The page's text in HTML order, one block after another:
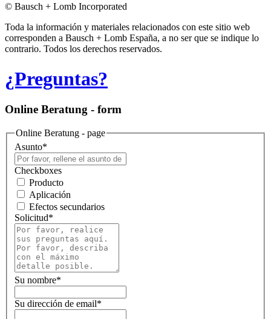
© Bausch + Lomb Incorporated
Toda la información y materiales relacionados con este sitio web
corresponden a Bausch + Lomb España, a no ser que se indique lo
contrario. Todos los derechos reservados.
¿Preguntas?
Online Beratung - form
Online Beratung - page
Asunto*
Checkboxes
Producto
Aplicación
Efectos secundarios
Solicitud*
Su nombre*
Su dirección de email*